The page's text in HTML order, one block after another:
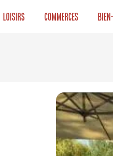
Loisirs Commerces